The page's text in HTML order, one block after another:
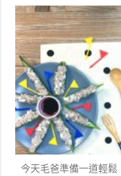
今天毛爸準備一道輕